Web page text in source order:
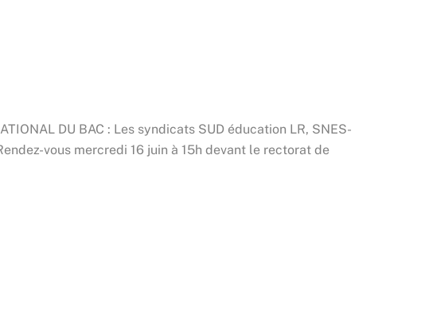
DU BAC : Les syndicats SUD éducation LR, SNES-
vous mercredi 16 juin à 15h devant le rectorat de